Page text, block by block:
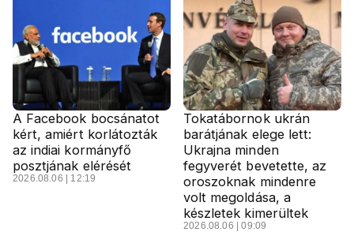
A Facebook bocsánatot
kért, amiért korlátozták
az indiai kormányfő
posztjának elérését
2026.08.06 | 12:19
Tokatábornok ukrán
barátjának elege lett:
Ukrajna minden
fegyverét bevetette, az
oroszoknak mindenre
volt megoldása, a
készletek kimerültek
2026.08.06 | 09:09